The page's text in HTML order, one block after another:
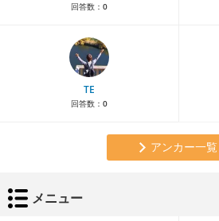
回答数： 0
TE
回答数： 0
アンカー一覧
メニュー